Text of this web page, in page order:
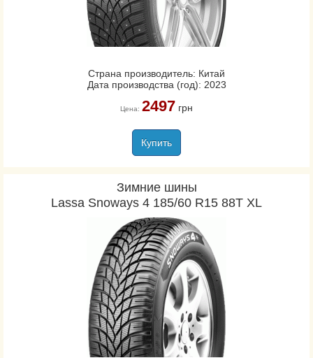
Страна производитель: Китай
Дата производства (год): 2023
Цена: 2497грн
Купить
Зимние шины
Lassa Snoways 4 185/60 R15 88T XL